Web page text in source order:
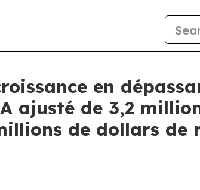
en
ajusté de 3,2
de dollars de